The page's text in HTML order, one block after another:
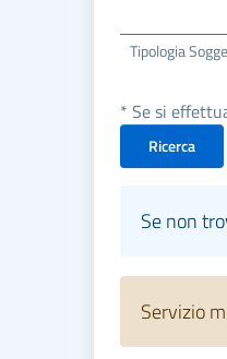
Tipologia
* Se si
Ricerca
Se non
Servizio